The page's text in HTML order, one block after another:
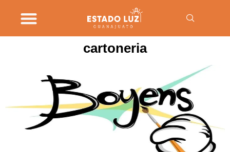
cartoneria